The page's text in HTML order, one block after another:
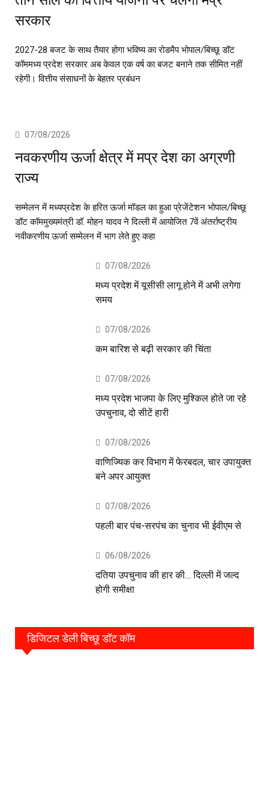
सरकार
2027-28 बजट के साथ तैयार होगा भविष्य का रोडमैप भोपाल/बिच्छू डॉट
कॉममध्य प्रदेश सरकार अब केवल एक वर्ष का बजट बनाने तक सीमित नहीं
रहेगी। वित्तीय संसाधनों के बेहतर प्रबंधन
07/08/2026
नवकरणीय ऊर्जा क्षेत्र में मप्र देश का अग्रणी
राज्य
सम्मेलन में मध्यप्रदेश के हरित ऊर्जा मॉडल का हुआ प्रेजेंटेशन भोपाल/बिच्छू
डॉट कॉममुख्यमंत्री डॉ. मोहन यादव ने दिल्ली में आयोजित 7वें अंतर्राष्ट्रीय
नवीकरणीय ऊर्जा सम्मेलन में भाग लेते हुए कहा
07/08/2026
मध्य प्रदेश में यूसीसी लागू होने में अभी लगेगा
समय
07/08/2026
कम बारिश से बढ़ी सरकार की चिंता
07/08/2026
मध्य प्रदेश भाजपा के लिए मुश्किल होते जा रहे
उपचुनाव, दो सीटें हारी
07/08/2026
वाणिज्यिक कर विभाग में फेरबदल, चार उपायुक्त
बने अपर आयुक्त
07/08/2026
पहली बार पंच-सरपंच का चुनाव भी ईवीएम से
06/08/2026
दतिया उपचुनाव की हार की… दिल्ली में जल्द
होगी समीक्षा
डिजिटल डेली बिच्छू डॉट कॉम